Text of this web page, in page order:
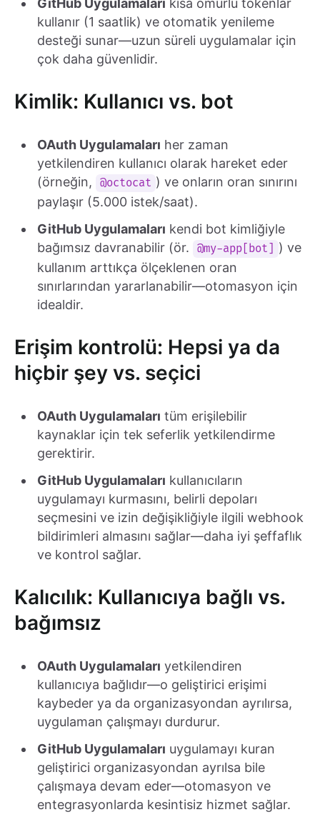
GitHub Uygulamaları kısa ömürlü tokenlar
kullanır (1 saatlik) ve otomatik yenileme
desteği sunar—uzun süreli uygulamalar için
çok daha güvenlidir.
Kimlik: Kullanıcı vs. bot
OAuth Uygulamaları her zaman
yetkilendiren kullanıcı olarak hareket eder
(örneğin,
@octocat ) ve onların oran sınırını
paylaşır (5.000 istek/saat).
GitHub Uygulamaları kendi bot kimliğiyle
bağımsız davranabilir (ör.
@my-app[bot]
) ve
kullanım arttıkça ölçeklenen oran
sınırlarından yararlanabilir—otomasyon için
idealdir.
Erişim kontrolü: Hepsi ya da
hiçbir şey vs. seçici
OAuth Uygulamaları tüm erişilebilir
kaynaklar için tek seferlik yetkilendirme
gerektirir.
GitHub Uygulamaları kullanıcıların
uygulamayı kurmasını, belirli depoları
seçmesini ve izin değişikliğiyle ilgili webhook
bildirimleri almasını sağlar—daha iyi şeffaflık
ve kontrol sağlar.
Kalıcılık: Kullanıcıya bağlı vs.
bağımsız
OAuth Uygulamaları yetkilendiren
kullanıcıya bağlıdır—o geliştirici erişimi
kaybeder ya da organizasyondan ayrılırsa,
uygulaman çalışmayı durdurur.
GitHub Uygulamaları uygulamayı kuran
geliştirici organizasyondan ayrılsa bile
çalışmaya devam eder—otomasyon ve
entegrasyonlarda kesintisiz hizmet sağlar.